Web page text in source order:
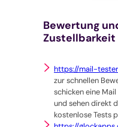
Bewertung
Zustellbarkeit
https://mail-
zur schnellen
schicken eine
und sehen direkt
kostenlose Tests